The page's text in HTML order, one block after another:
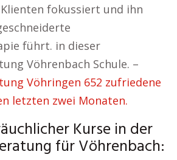
fokussiert und ihn
führt. in dieser
Vöhrenbach Schule. –
Vöhringen 652 zufriedene
letzten zwei Monaten.
Kurse in der
für Vöhrenbach: